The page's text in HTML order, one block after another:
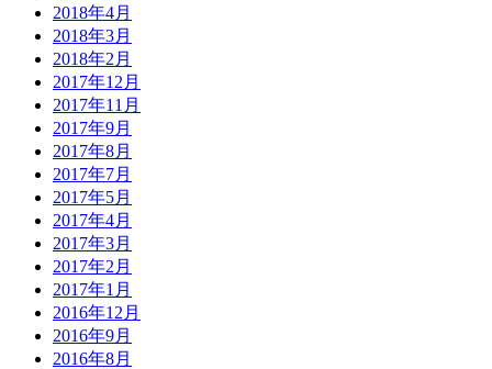
2018年4月
2018年3月
2018年2月
2017年12月
2017年11月
2017年9月
2017年8月
2017年7月
2017年5月
2017年4月
2017年3月
2017年2月
2017年1月
2016年12月
2016年9月
2016年8月